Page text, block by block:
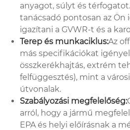
anyagot, súlyt és
tanácsadó pontosan az Ön
igazítani a GVWR-t és a
Terep és munkaciklus:Az
más specifikációkat
összkerékhajtás, extrém
felfüggesztés), mint a
útvonalak.
Szabályozási megfelelőség:
arról, hogy a jármű megfelel
EPA és helyi előírásnak a